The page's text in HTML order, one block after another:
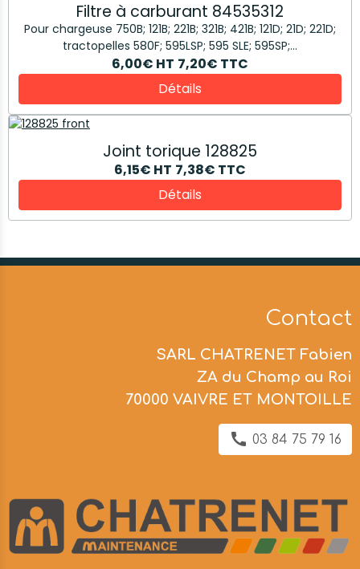
Filtre à carburant 84535312
Pour chargeuse 750B; 121B; 221B; 321B; 421B; 121D; 21D; 221D;
tractopelles 580F; 595LSP; 595 SLE; 595SP;...
6,00€ HT 7,20€ TTC
Détails
Joint torique 128825
6,15€ HT 7,38€ TTC
Détails
Contact
SARL CHATRENET Fabien
ZA du Champ au Roi
70000 VAIVRE ET MONTOILLE
03 84 75 79 16